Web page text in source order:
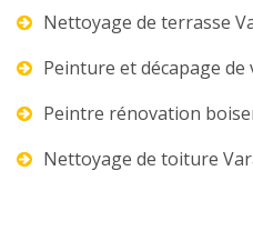
Nettoyage de terrasse
Peinture et décapage de
Peintre rénovation
Nettoyage de toiture